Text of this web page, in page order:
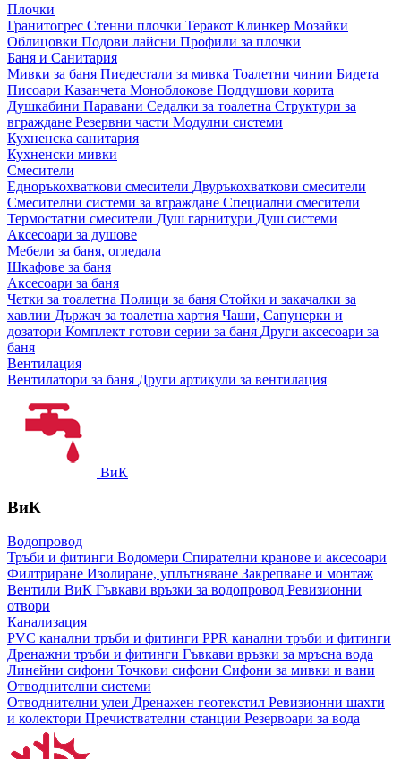
Плочки
Гранитогрес Стенни плочки Теракот Клинкер Мозайки
Облицовки Подови лайсни Профили за плочки
Баня и Санитария
Мивки за баня Пиедестали за мивка Тоалетни чинии Бидета
Писоари Казанчета Моноблокове Поддушови корита
Душкабини Паравани Седалки за тоалетна Структури за
вграждане Резервни части Модулни системи
Кухненска санитария
Кухненски мивки
Смесители
Едноръкохваткови смесители Двуръкохваткови смесители
Смесителни системи за вграждане Специални смесители
Термостатни смесители Душ гарнитури Душ системи
Аксесоари за душове
Мебели за баня, огледала
Шкафове за баня
Аксесоари за баня
Четки за тоалетна Полици за баня Стойки и закачалки за
хавлии Държач за тоалетна хартия Чаши, Сапунерки и
дозатори Комплект готови серии за баня Други аксесоари за
баня
Вентилация
Вентилатори за баня Други артикули за вентилация
ВиК
ВиК
Водопровод
Тръби и фитинги Водомери Спирателни кранове и аксесоари
Филтриране Изолиране, уплътняване Закрепване и монтаж
Вентили ВиК Гъвкави връзки за водопровод Ревизионни
отвори
Канализация
PVC канални тръби и фитинги PPR канални тръби и фитинги
Дренажни тръби и фитинги Гъвкави връзки за мръсна вода
Линейни сифони Точкови сифони Сифони за мивки и вани
Отводнителни системи
Отводнителни улеи Дренажен геотекстил Ревизионни шахти
и колектори Пречиствателни станции Резервоари за вода